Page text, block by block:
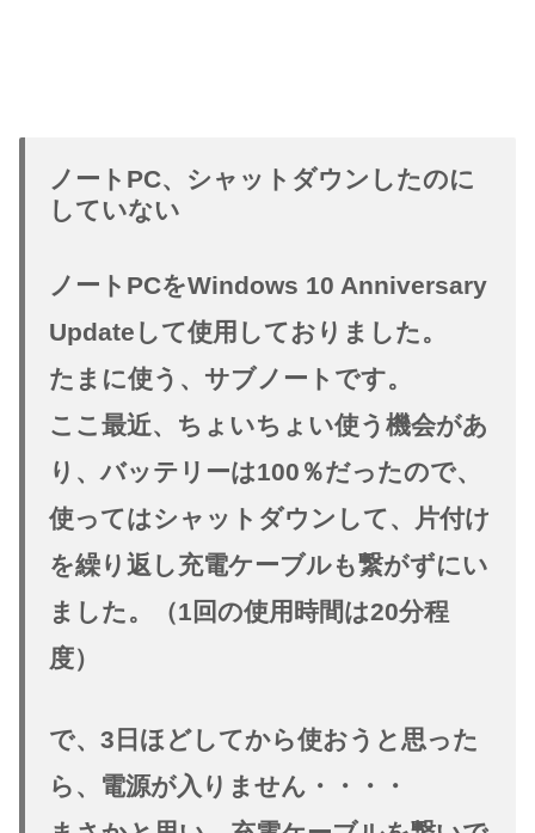
ノートPC、シャットダウンしたのに
していない
ノートPCをWindows 10 Anniversary
Updateして使用しておりました。
たまに使う、サブノートです。
ここ最近、ちょいちょい使う機会があ
り、バッテリーは100％だったので、
使ってはシャットダウンして、片付け
を繰り返し充電ケーブルも繋がずにい
ました。（1回の使用時間は20分程
度）
で、3日ほどしてから使おうと思った
ら、電源が入りません・・・・